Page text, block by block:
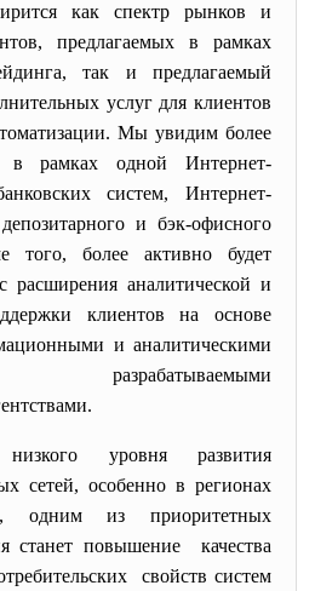
как спектр рынков и
предлагаемых в рамках
так и предлагаемый
услуг для клиентов
Мы увидим более
в рамках одной Интернет-
систем, Интернет-
и бэк-офисного
того, более активно будет
расширения аналитической и
клиентов на основе
и аналитическими
разрабатываемыми
уровня развития
сетей, особенно в регионах
одним из приоритетных
станет повышение качества
свойств систем